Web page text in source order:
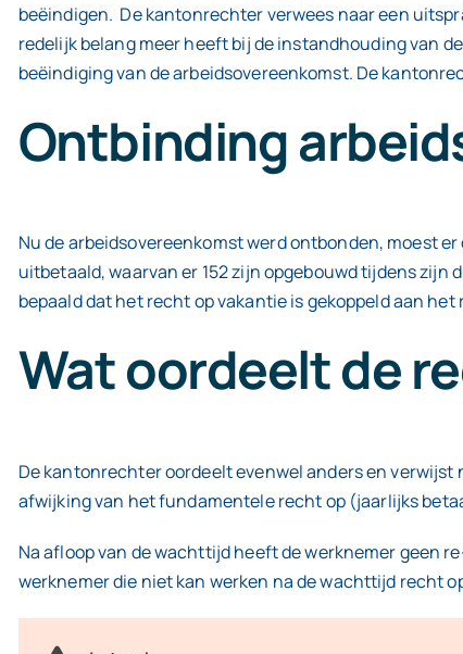
beëindigen. De kantonrechter verwees naar een
redelijk belang meer heeft bij de instandhouding van
beëindiging van de arbeidsovereenkomst. De
Ontbinding
Nu de arbeidsovereenkomst werd ontbonden, moest
uitbetaald, waarvan er 152 zijn opgebouwd tijdens zijn
bepaald dat het recht op vakantie is gekoppeld aan
Wat oordeelt de
De kantonrechter oordeelt evenwel anders en verwijst
afwijking van het fundamentele recht op (jaarlijks
Na afloop van de wachttijd heeft de werknemer geen
werknemer die niet kan werken na de wachttijd recht